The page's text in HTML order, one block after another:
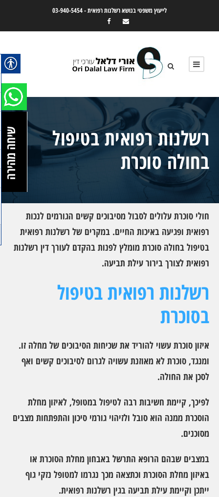
לייעוץ משפטי בנושא רשלנות רפואית -03-940-5454
רשלנות רפואית בטיפול
בחולה סוכרת
חולי סוכרת עלולים לסבול מסיבוכים קשים הגורמים לנכות
רפואית ופגיעה באיכות החיים. במקרים של רשלנות רפואית
בטיפול בחולה סוכרת מומלץ לפנות בהקדם לעורך דין רשלנות
רפואית לצורך בירור עילת תביעה.
רשלנות רפואית בטיפול
בסוכרת
איזון סוכרת עשוי להוריד את שכיחות הסיבוכים של מחלה זו.
ומנגד, סוכרת לא מאוזנת עשויה לגרום לסיבוכים קשים ואף
לסכן את החולה.
לפיכך, קיימת חשיבות רבה לטיפול במטופל, לאיזון מחלת
הוסכרת ממנה הוא סובל ולזיהוי גורמי סיכון והתפתחות מצבים
מסוכנים.
במצבים שבהם הרופא התרשל באבחון מחלת הסוכרת או
באיזון מחלת הסוכרת וכתצאה מכך נגרמו למטופל נזקי גוף
ייתכן וקיימת עילת תביעה בגין רשלנות רפואית.
שיחה מהירה